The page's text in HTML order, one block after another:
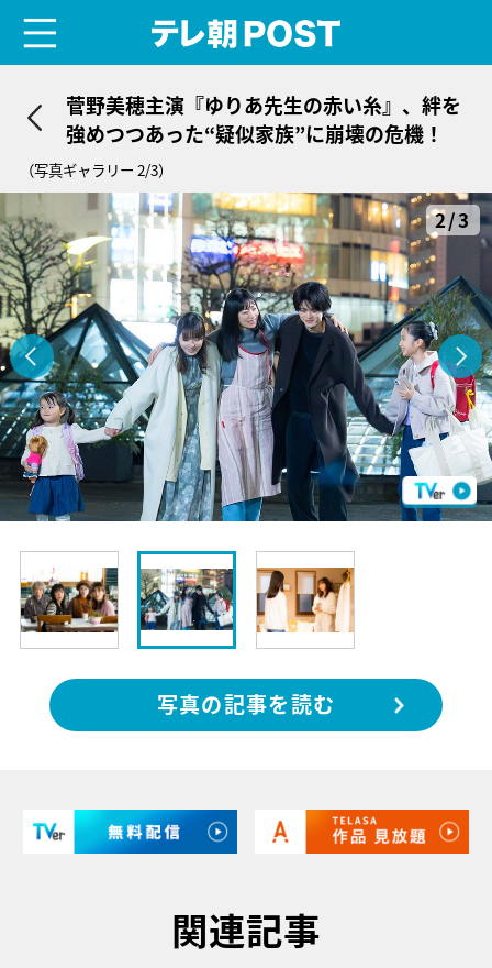
菅野美穂主演『ゆりあ先生の赤い糸』、絆を
強めつつあった“疑似家族”に崩壊の危機！
（写真ギャラリー 2/3）
2/3
写真の記事を読む
関連記事